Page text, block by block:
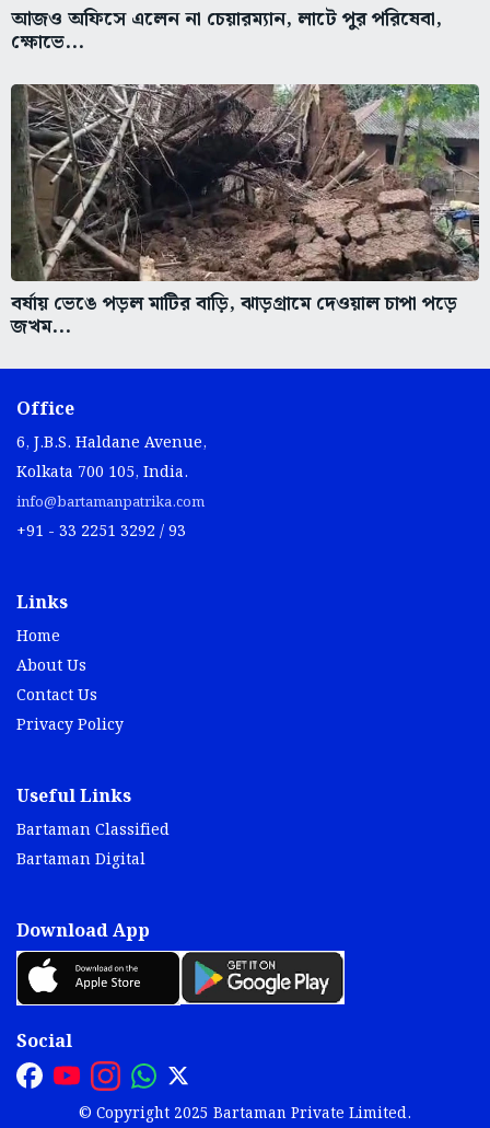
আজও অফিসে এলেন না চেয়ারম্যান, লাটে পুর পরিষেবা,
ক্ষোভে...
বর্ষায় ভেঙে পড়ল মাটির বাড়ি, ঝাড়গ্রামে দেওয়াল চাপা পড়ে
জখম...
Office
6, J.B.S. Haldane Avenue,
Kolkata 700 105, India.
info@bartamanpatrika.com
+91 - 33 2251 3292 / 93
Links
Home
About Us
Contact Us
Privacy Policy
Useful Links
Bartaman Classified
Bartaman Digital
Download App
Social
© Copyright 2025 Bartaman Private Limited.